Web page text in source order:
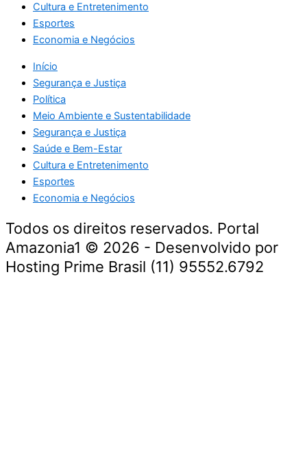
Cultura e Entretenimento
Esportes
Economia e Negócios
Início
Segurança e Justiça
Política
Meio Ambiente e Sustentabilidade
Segurança e Justiça
Saúde e Bem-Estar
Cultura e Entretenimento
Esportes
Economia e Negócios
Todos os direitos reservados. Portal
Amazonia1 © 2026 - Desenvolvido por
Hosting Prime Brasil (11) 95552.6792